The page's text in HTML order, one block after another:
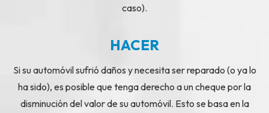
caso).
HACER
Si su automóvil sufrió daños y necesita ser reparado (o ya lo
ha sido), es posible que tenga derecho a un cheque por la
disminución del valor de su automóvil. Esto se basa en la